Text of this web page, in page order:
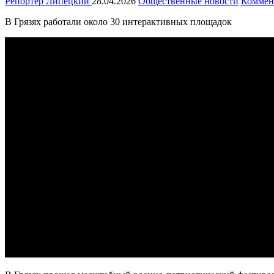
В Грязях работали около 30 интерактивных площадок